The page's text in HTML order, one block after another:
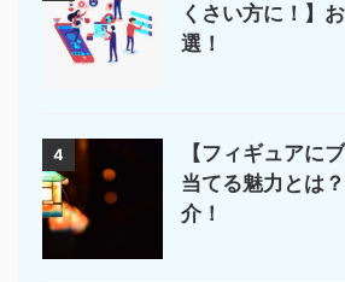
くさい方に！】
選！
4
【フィギュアに
当てる魅力とは
介！